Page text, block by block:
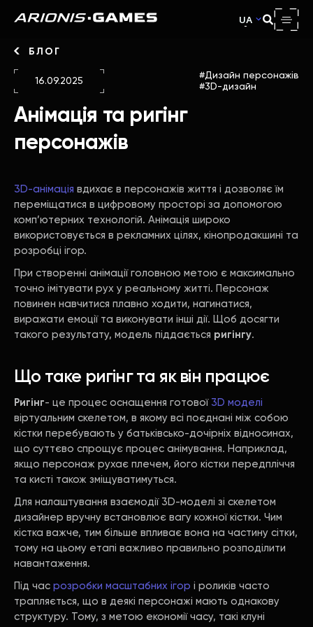
UA
БЛОГ
16.09.2025
Дизайн персонажів
3D-дизайн
Анімація та ригінг
персонажів
3D-анімація вдихає в персонажів життя і дозволяє їм
переміщатися в цифровому просторі за допомогою
комп’ютерних технологій. Анімація широко
використовується в рекламних цілях, кінопродакшині та
розробці ігор.
При створенні анімації головною метою є максимально
точно імітувати рух у реальному житті. Персонаж
повинен навчитися плавно ходити, нагинатися,
виражати емоції та виконувати інші дії. Щоб досягти
такого результату, модель піддається ригінгу.
Що таке ригінг та як він працює
Ригінг- це процес оснащення готової 3D моделі
віртуальним скелетом, в якому всі поєднані між собою
кістки перебувають у батьківсько-дочірніх відносинах,
що суттєво спрощує процес анімування. Наприклад,
якщо персонаж рухає плечем, його кістки передпліччя
та кисті також зміщуватимуться.
Для налаштування взаємодії 3D-моделі зі скелетом
дизайнер вручну встановлює вагу кожної кістки. Чим
кістка важче, тим більше впливає вона на частину сітки,
тому на цьому етапі важливо правильно розподілити
навантаження.
Під час розробки масштабних ігор і роликів часто
трапляється, що в деякі персонажі мають однакову
структуру. Тому, з метою економії часу, такі клуні